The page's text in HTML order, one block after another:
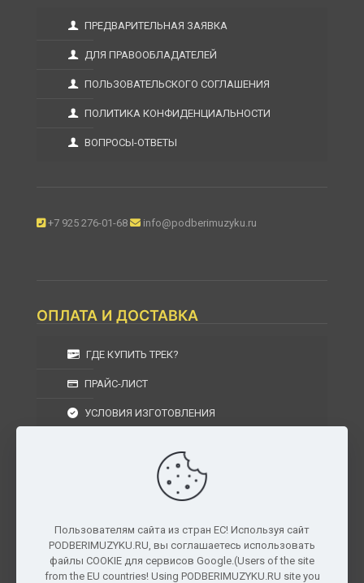
ПРЕДВАРИТЕЛЬНАЯ ЗАЯВКА
ДЛЯ ПРАВООБЛАДАТЕЛЕЙ
ПОЛЬЗОВАТЕЛЬСКОГО СОГЛАШЕНИЯ
ПОЛИТИКА КОНФИДЕНЦИАЛЬНОСТИ
ВОПРОСЫ-ОТВЕТЫ
+7 925 276-01-68 info@podberimuzyku.ru
ОПЛАТА И ДОСТАВКА
ГДЕ КУПИТЬ ТРЕК?
ПРАЙС-ЛИСТ
УСЛОВИЯ ИЗГОТОВЛЕНИЯ
УСЛОВИЯ ВОЗВРАТА
г. Москва, Московская область, Центральный
федеральный округ, РФ, Россия
Пользователям сайта из стран ЕС! Используя сайт
PODBERIMUZYKU.RU, вы соглашаетесь использовать
файлы COOKIE для сервисов Google.(Users of the site
from the EU countries! Using PODBERIMUZYKU.RU site you